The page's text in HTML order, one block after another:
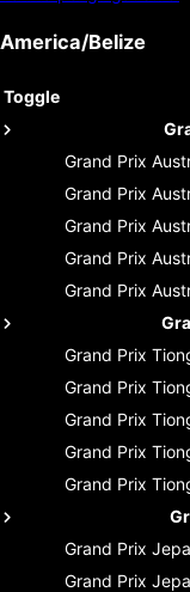
America/Belize
Toggle
Grand Prix
Grand Prix
Grand Prix
Grand Prix
Grand Prix
Grand Prix
Grand Prix
Grand Prix
Grand Prix
Grand Prix
Grand Prix
Grand Prix